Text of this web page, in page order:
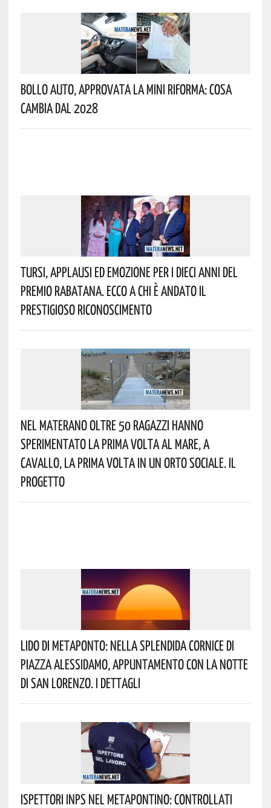
Bollo Auto, Approvata La Mini Riforma: Cosa
Cambia Dal 2028
Tursi, Applausi Ed Emozione Per I Dieci Anni Del
Premio Rabatana. Ecco A Chi È Andato Il
Prestigioso Riconoscimento
Nel Materano Oltre 50 Ragazzi Hanno
Sperimentato La Prima Volta Al Mare, A
Cavallo, La Prima Volta In Un Orto Sociale. Il
Progetto
Lido Di Metaponto: Nella Splendida Cornice Di
Piazza Alessidamo, Appuntamento Con La Notte
Di San Lorenzo. I Dettagli
Ispettori INPS Nel Metapontino: Controllati